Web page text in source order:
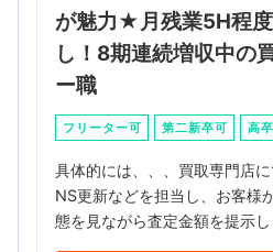
が魅力★月残業5H程
し！8期連続増収中の
ー職
フリーター可 第二新卒可 高
具体的には、、、買取専門店
NS更新などを担当し、お客様
態を見ながら査定金額を提示し